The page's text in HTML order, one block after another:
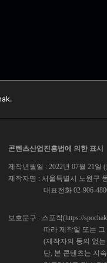
콘텐츠산업진흥법에 의한 표시
제작년월일 : 2022년 07월 21
제작자명 : 서울특별시 노원구
대표전화 02-906-
보호문구 : 스포착(https://
따라 제작일 또는
(제작자의 동의 없
단, 본 콘텐츠는 지